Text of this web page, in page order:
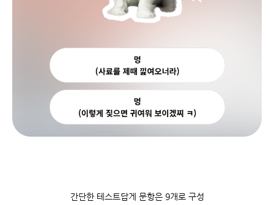
간단한 테스트답게 문항은 9개로 구성